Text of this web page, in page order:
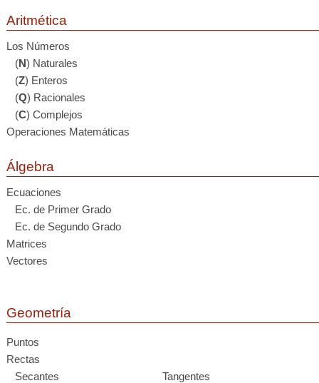
Aritmética
Los Números
(N) Naturales
(Z) Enteros
(Q) Racionales
(C) Complejos
Operaciones Matemáticas
Álgebra
Ecuaciones
Ec. de Primer Grado
Ec. de Segundo Grado
Matrices
Vectores
Geometría
Puntos
Rectas
Secantes
Tangentes